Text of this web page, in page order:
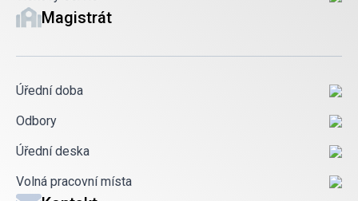
Magistrát
Úřední doba
Odbory
Úřední deska
Volná pracovní místa